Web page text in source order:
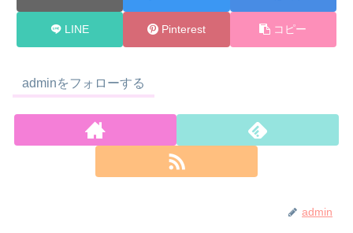
LINE Pinterest コピー
adminをフォローする
admin